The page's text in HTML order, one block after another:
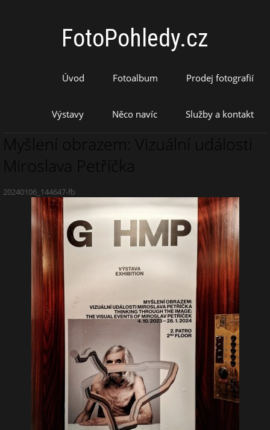
FotoPohledy.cz
Úvod Fotoalbum Prodej fotografií
Výstavy Něco navíc Služby a kontakt
Myšlení obrazem: Vizuální události
Miroslava Petříčka
20240106_144647-fb